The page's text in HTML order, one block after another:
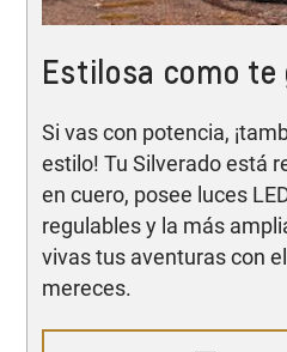
Estilosa como te
Si vas con potencia,
estilo! Tu Silverado está
en cuero, posee luces
regulables y la más
vivas tus aventuras con
mereces.